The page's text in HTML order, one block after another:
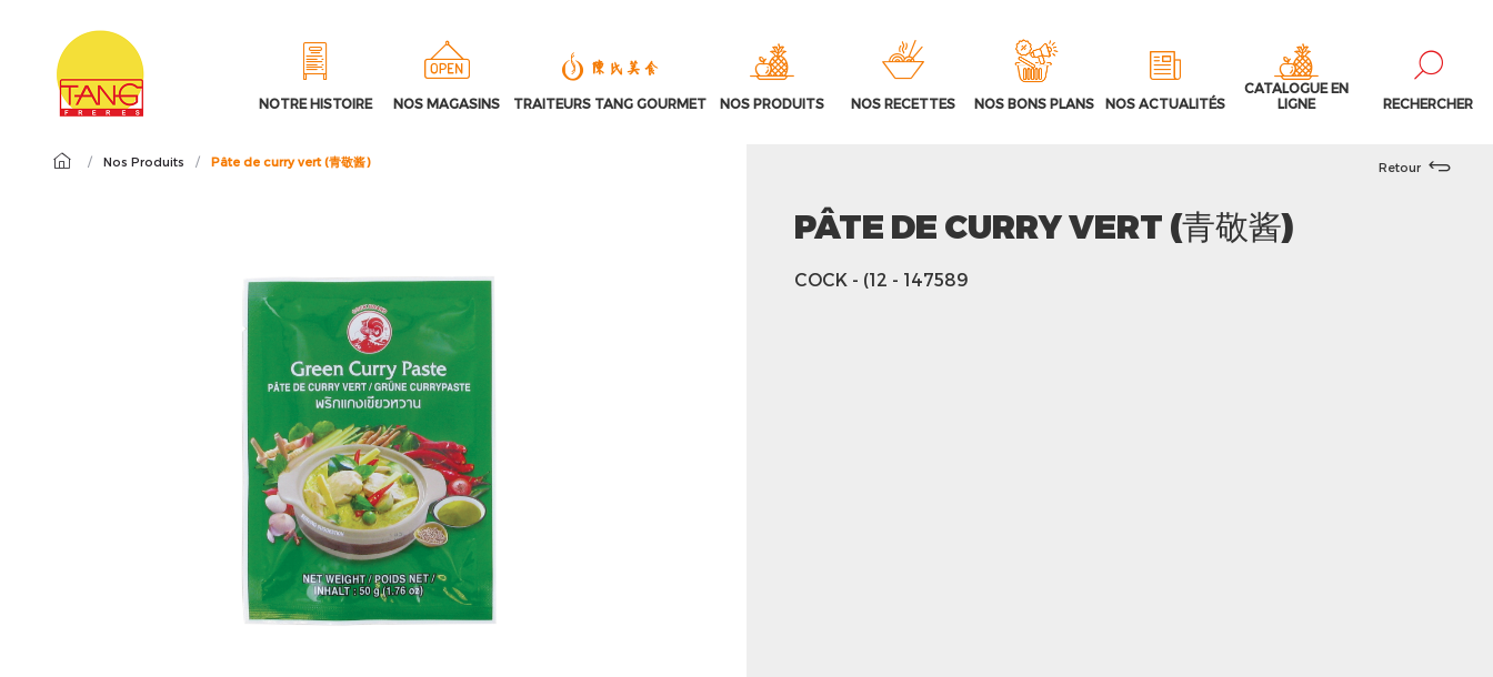
NOTRE HISTOIRE NOS MAGASINS TRAITEURS TANG GOURMET NOS PRODUITS NOS RECETTES NOS BONS PLANS NOS ACTUALITÉS
CATALOGUE EN
LIGNE
RECHERCHER
/ Nos Produits / Pâte de curry vert (青敬酱) Retour
PÂTE DE CURRY VERT (青敬酱)
COCK - (12 - 147589